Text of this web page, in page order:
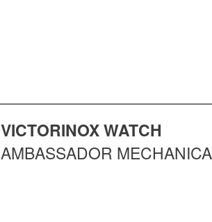
VICTORINOX WATCH
AMBASSADOR